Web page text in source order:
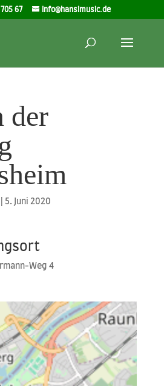
67 info@hansimusic.de
der
5. Juni 2020
Weg 4